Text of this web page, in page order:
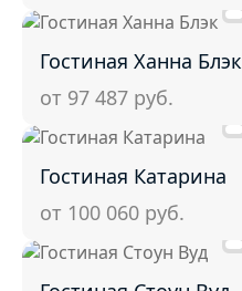
Гостиная Ханна Блэк
от 97 487 руб.
Гостиная Катарина
от 100 060 руб.